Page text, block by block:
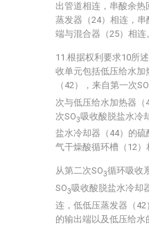
出管道相连，串酸余
蒸发器（24）相连，
端与混合器（25）相连
11.根据权利要求10所
收单元包括低压给水加
（42），来自第一次SO
次与低压给水加热器
次SO3 吸收酸脱盐水冷
盐水冷却器（44）的
气干燥酸循环槽（12）
从第二次SO3循环吸收
SO3吸收酸脱盐水冷却
连，低低压蒸发器（
的输出端以及低压给